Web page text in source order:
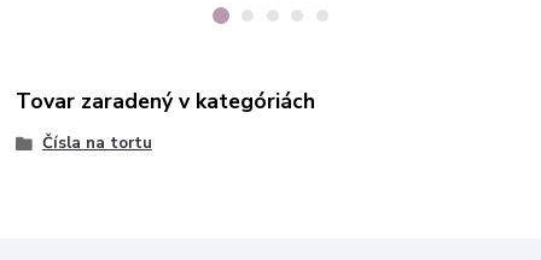
Tovar zaradený v kategóriách
Čísla na tortu